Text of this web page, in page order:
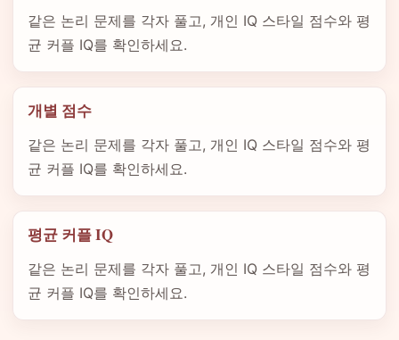
같은 논리 문제를 각자 풀고, 개인 IQ 스타일 점수와 평
균 커플 IQ를 확인하세요.
개별 점수
같은 논리 문제를 각자 풀고, 개인 IQ 스타일 점수와 평
균 커플 IQ를 확인하세요.
평균 커플 IQ
같은 논리 문제를 각자 풀고, 개인 IQ 스타일 점수와 평
균 커플 IQ를 확인하세요.